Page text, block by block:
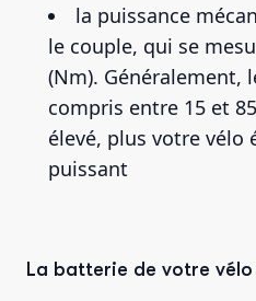
la puissance
le couple, qui se
(Nm). Généralement,
compris entre 15 et
élevé, plus votre vélo
puissant
La batterie de votre